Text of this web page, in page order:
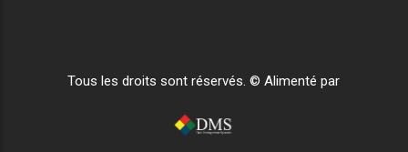
Tous les droits sont réservés. © Alimenté par